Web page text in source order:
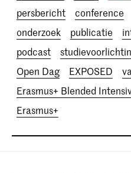
persbericht
conference
onderzoek
publicatie
podcast
Open Dag
EXPOSED
Erasmus+ Blended
Erasmus+